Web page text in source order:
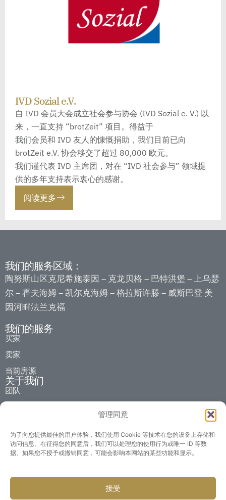
管理同意
为了向您提供最佳的用户体验，我们使用 Cookie 等技术在您的设备上存储和
访问信息。在征得您的同意后，我们可以处理您的使用行为或唯一 ID 等数
据。如果您不授予或撤销同意，可能会影响本网站的某些功能和显示。
接受
IVD Sozial e.V.
自 IVD 会员大会成立社会参与协会 (IVD Sozial e. V.) 以
来，一直支持 “brotZeit” 项目。得益于
我们会员和 IVD 友人的慷慨捐助，我们目前已向
brotZeit e.V. 协会移交了超过 80,000 欧元。
我们谨代表 IVD 主席团，对在 “IVD 社会参与” 领域提
供的多年支持表示衷心的感谢。
阅读更多
我们的服务区域：
陶努斯山区克尼希施泰因 – 克龙贝格 – 巴特洪堡 – 上乌瑟
尔 – 霍夫海姆 – 凯尔克海姆 – 格拉斯许滕 – 威斯巴登 美
因河畔法兰克福
我们的服务
买家
卖家
当前房源
关于我们
团队
职业
社会责任
Claus Blumenauer 房地产有限公司
Frankfurter Str. 1 61462 陶努斯山区克尼希施泰因